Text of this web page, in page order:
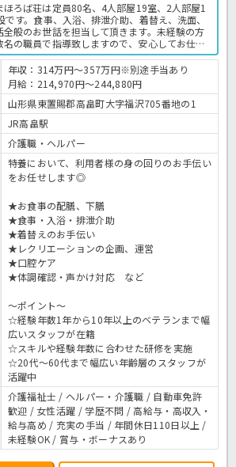
ろば荘は定員80名、4人部屋19室、2人部屋1
す。食事、入浴、排泄介助、着替え、洗面、
般のお世話を担当して頂きます。未経験の方
の職員で指導致しますので、安心してお仕事
る法人なので、豊富な手当や充実した福利厚
すね。長く腰を据えて働きたい方にもオススメ
介護業務全般です。 ＜介護職 正職員 特別養
年収：314万円～357万円※別途手当あり
月給：214,970円～244,880円
山形県東置賜郡高畠町大字福沢705番地の1
JR高畠駅
介護職・ヘルパー
特養において、利用者様の身の回りのお手伝い
をお任せします◎
★お食事の配膳、下膳
★食事・入浴・排泄介助
★着替えのお手伝い
★レクリエーションの企画、運営
★口腔ケア
★体調確認・声かけ対応 など
～ポイント～
☆経験年数1年から10年以上のベテランまで幅
広いスタッフが在籍
☆スキルや経験年数に合わせた研修を実施
☆20代～60代まで幅広い年齢層のスタッフが
活躍中
介護福祉士 / ヘルパー・介護職 / 自動車免許
歓迎 / 女性活躍 / 学歴不問 / 高給与・高収入・
給与高め / 充実の手当 / 年間休日110日以上 /
未経験OK / 賞与・ボーナスあり